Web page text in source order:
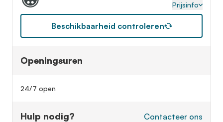
Prijsinfo
Beschikbaarheid controleren
Openingsuren
24/7 open
Hulp nodig? Contacteer ons